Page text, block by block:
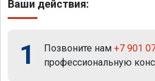
Ваши действия:
1 Позвоните нам +7 901
профессиональную